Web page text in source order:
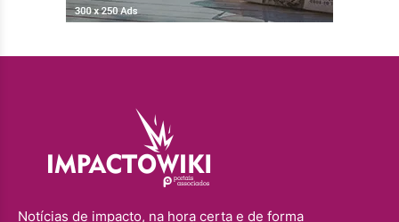
Notícias de impacto, na hora certa e de forma